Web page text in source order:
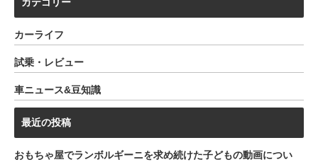
カーライフ
試乗・レビュー
車ニュース&豆知識
最近の投稿
おもちゃ屋でランボルギーニを求め続けた子どもの動画につい